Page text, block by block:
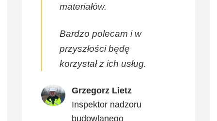
materiałów.
Bardzo polecam i w
przyszłości będę
korzystał z ich usług.
Grzegorz Lietz
Inspektor nadzoru
budowlanego